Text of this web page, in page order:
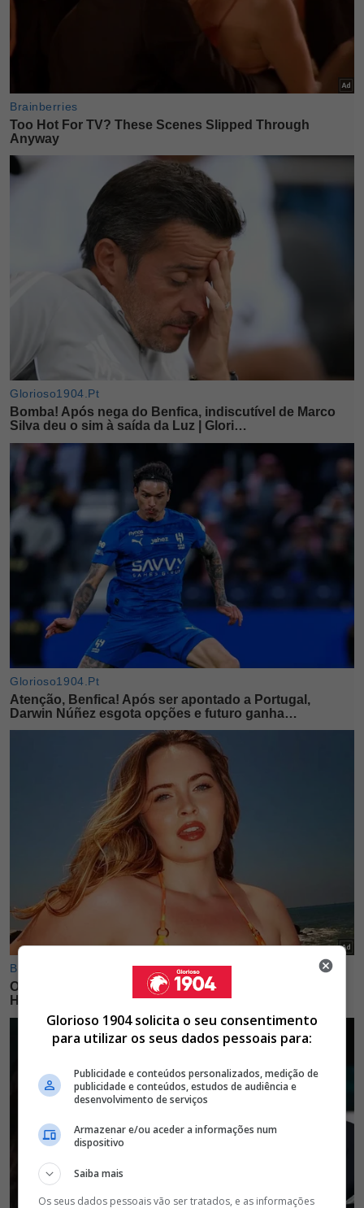
Glorioso 1904 solicita o seu consentimento
para utilizar os seus dados pessoais para:
Publicidade e conteúdos personalizados, medição de
publicidade e conteúdos, estudos de audiência e
desenvolvimento de serviços
Armazenar e/ou aceder a informações num
dispositivo
Saiba mais
Os seus dados pessoais vão ser tratados, e as informações